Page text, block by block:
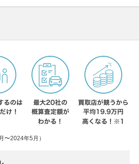
2024年5月）